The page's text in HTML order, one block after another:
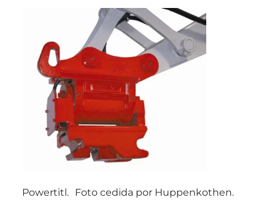
Powertitl. Foto cedida por Huppenkothen.